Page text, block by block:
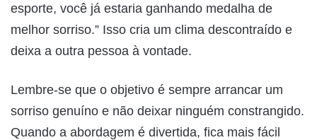
esporte, você já estaria ganhando medalha de
melhor sorriso.” Isso cria um clima descontraído e
deixa a outra pessoa à vontade.
Lembre-se que o objetivo é sempre arrancar um
sorriso genuíno e não deixar ninguém constrangido.
Quando a abordagem é divertida, fica mais fácil